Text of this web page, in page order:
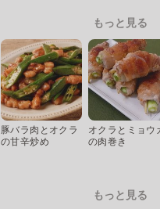
もっと見る
豚バラ肉とオクラ
の甘辛炒め
オクラとミョウ
の肉巻き
もっと見る